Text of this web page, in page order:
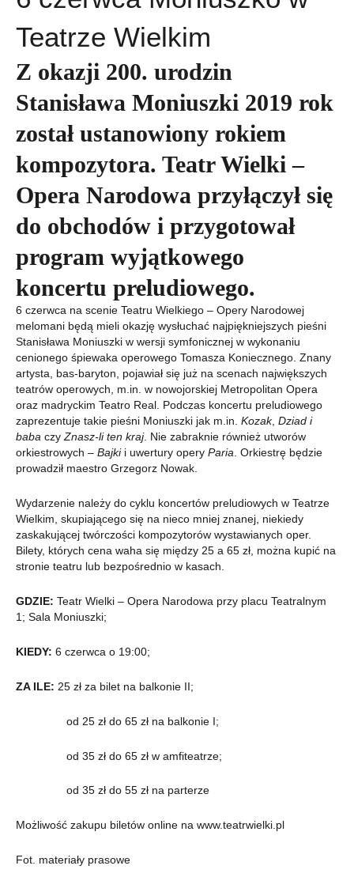
Teatrze Wielkim
Z okazji 200. urodzin
Stanisława Moniuszki 2019 rok
został ustanowiony rokiem
kompozytora. Teatr Wielki –
Opera Narodowa przyłączył się
do obchodów i przygotował
program wyjątkowego
koncertu preludiowego.
6 czerwca na scenie Teatru Wielkiego – Opery Narodowej
melomani będą mieli okazję wysłuchać najpiękniejszych pieśni
Stanisława Moniuszki w wersji symfonicznej w wykonaniu
cenionego śpiewaka operowego Tomasza Koniecznego. Znany
artysta, bas-baryton, pojawiał się już na scenach największych
teatrów operowych, m.in. w nowojorskiej Metropolitan Opera
oraz madryckim Teatro Real. Podczas koncertu preludiowego
zaprezentuje takie pieśni Moniuszki jak m.in. Kozak, Dziad i
baba czy Znasz-li ten kraj. Nie zabraknie również utworów
orkiestrowych – Bajkii uwertury opery Paria . Orkiestrę będzie
prowadził maestro Grzegorz Nowak.
Wydarzenie należy do cyklu koncertów preludiowych w Teatrze
Wielkim, skupiającego się na nieco mniej znanej, niekiedy
zaskakującej twórczości kompozytorów wystawianych oper.
Bilety, których cena waha się między 25 a 65 zł, można kupić na
stronie teatru lub bezpośrednio w kasach.
GDZIE: Teatr Wielki – Opera Narodowa przy placu Teatralnym
1; Sala Moniuszki;
KIEDY: 6 czerwca o 19:00;
ZA ILE: 25 zł za bilet na balkonie II;
od 25 zł do 65 zł na balkonie I;
od 35 zł do 65 zł w amfiteatrze;
od 35 zł do 55 zł na parterze
Możliwość zakupu biletów online na www.teatrwielki.pl
Fot. materiały prasowe